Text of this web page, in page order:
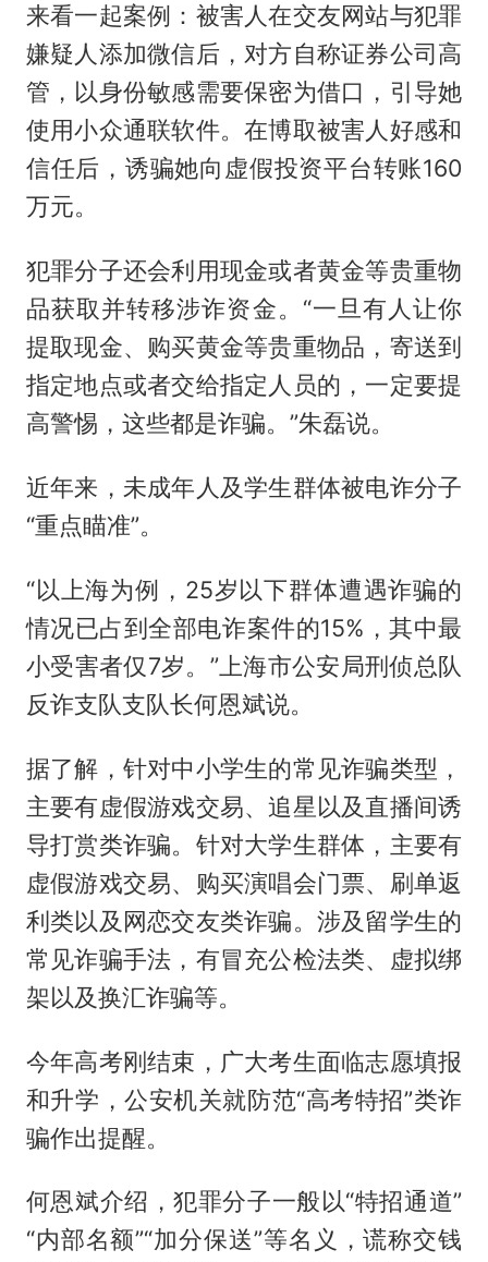
来看一起案例：被害人在交友网站与犯罪
嫌疑人添加微信后，对方自称证券公司高
管，以身份敏感需要保密为借口，引导她
使用小众通联软件。在博取被害人好感和
信任后，诱骗她向虚假投资平台转账160
万元。
犯罪分子还会利用现金或者黄金等贵重物
品获取并转移涉诈资金。“一旦有人让你
提取现金、购买黄金等贵重物品，寄送到
指定地点或者交给指定人员的，一定要提
高警惕，这些都是诈骗。”朱磊说。
近年来，未成年人及学生群体被电诈分子
“重点瞄准”。
“以上海为例，25岁以下群体遭遇诈骗的
情况已占到全部电诈案件的15%，其中最
小受害者仅7岁。”上海市公安局刑侦总队
反诈支队支队长何恩斌说。
据了解，针对中小学生的常见诈骗类型，
主要有虚假游戏交易、追星以及直播间诱
导打赏类诈骗。针对大学生群体，主要有
虚假游戏交易、购买演唱会门票、刷单返
利类以及网恋交友类诈骗。涉及留学生的
常见诈骗手法，有冒充公检法类、虚拟绑
架以及换汇诈骗等。
今年高考刚结束，广大考生面临志愿填报
和升学，公安机关就防范“高考特招”类诈
骗作出提醒。
何恩斌介绍，犯罪分子一般以“特招通道”
“内部名额”“加分保送”等名义，谎称交钱